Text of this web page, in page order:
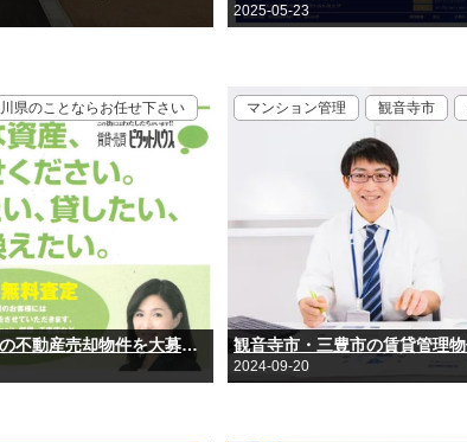
2025-05-23
県のことならお任せ下さい
観音寺市・三豊市・近郊エリアの不動産売却物件を大募集！
マンション管理 観音寺市
2024-09-20